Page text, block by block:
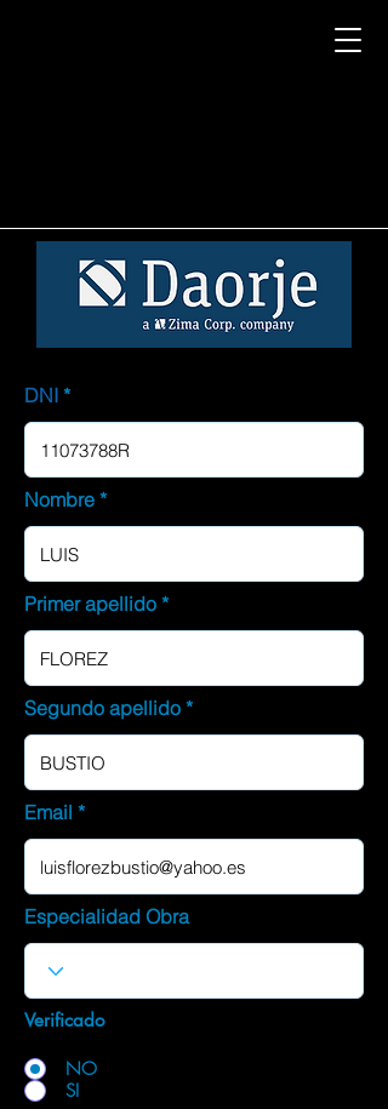
DNI
Nombre
Primer apellido
Segundo apellido
Email
Especialidad Obra
Verificado
NO
SI